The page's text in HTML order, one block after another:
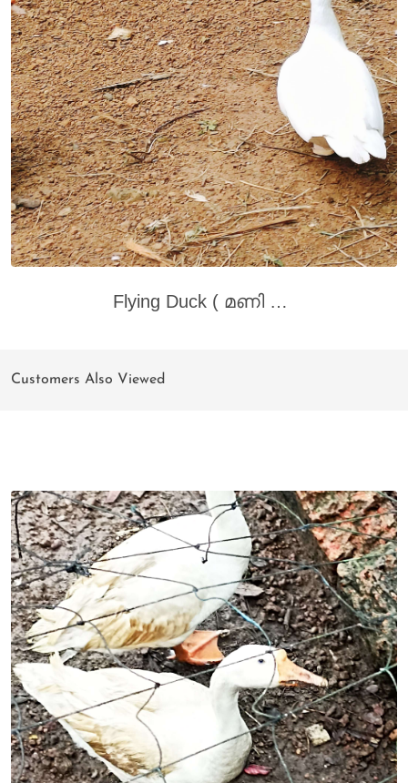
Flying Duck ( മണി താറാവ്) for sale. One piece 500. pH: 9605788694. Place Kannur thaliparamba
Customers Also Viewed